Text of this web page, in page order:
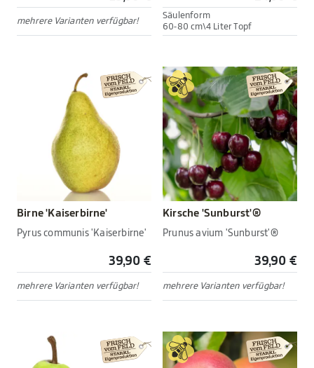
mehrere Varianten verfügbar!
Säulenform
60-80 cm\4 Liter Topf
Birne 'Kaiserbirne'
Pyrus communis 'Kaiserbirne'
39,90 €
mehrere Varianten verfügbar!
Kirsche 'Sunburst'®
Prunus avium 'Sunburst'®
39,90 €
mehrere Varianten verfügbar!